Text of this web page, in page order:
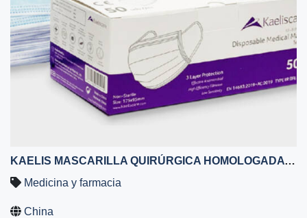
KAELIS MASCARILLA QUIRÚRGICA HOMOLOGADA TIPO IIR – CAJA 50 UNIDADES - MASCARILLAS DESECHABLES - SIN GRAFENO – EFICACIA DE FILTRACIÓN ≥ 98% - 3 CAPAS
Medicina y farmacia
China